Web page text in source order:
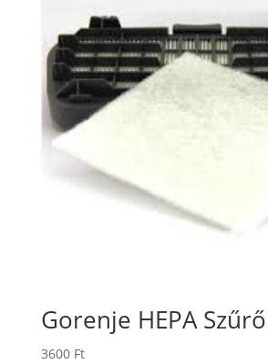
Gorenje HEPA Szűrő
3600 Ft